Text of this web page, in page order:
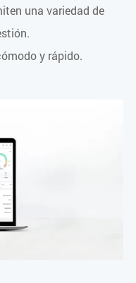
una variedad de
y rápido.